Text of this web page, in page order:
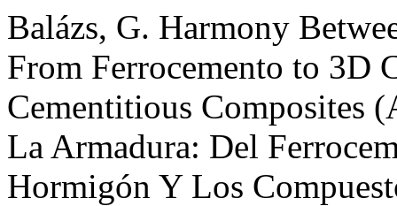
Balázs, G. Harmony
From Ferrocemento to 3D
Cementitious Composites
La Armadura: Del
Hormigón Y Los